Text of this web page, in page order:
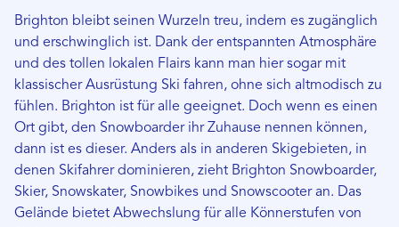
Brighton bleibt seinen Wurzeln treu, indem es zugänglich
und erschwinglich ist. Dank der entspannten Atmosphäre
und des tollen lokalen Flairs kann man hier sogar mit
klassischer Ausrüstung Ski fahren, ohne sich altmodisch zu
fühlen. Brighton ist für alle geeignet. Doch wenn es einen
Ort gibt, den Snowboarder ihr Zuhause nennen können,
dann ist es dieser. Anders als in anderen Skigebieten, in
denen Skifahrer dominieren, zieht Brighton Snowboarder,
Skier, Snowskater, Snowbikes und Snowscooter an. Das
Gelände bietet Abwechslung für alle Könnerstufen von